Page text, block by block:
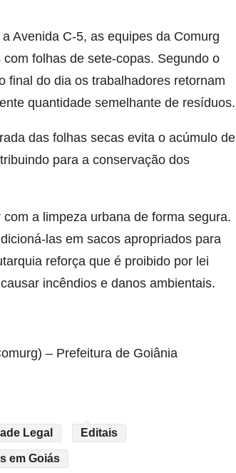
Avenida C-5, as equipes da Comurg
folhas de sete-copas. Segundo o
final do dia os trabalhadores retornam
quantidade semelhante de resíduos.
das folhas secas evita o acúmulo de
para a conservação dos
a limpeza urbana de forma segura.
las em sacos apropriados para
reforça que é proibido por lei
incêndios e danos ambientais.
– Prefeitura de Goiânia
Legal Editais
em Goiás